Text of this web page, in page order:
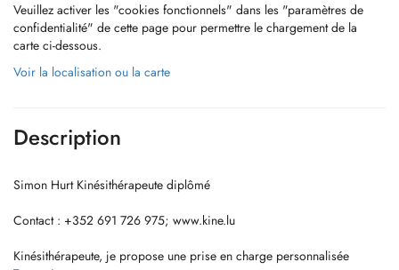
Veuillez activer les "cookies fonctionnels" dans les "paramètres de
confidentialité" de cette page pour permettre le chargement de la
carte ci-dessous.
Voir la localisation ou la carte
Description
Simon Hurt Kinésithérapeute diplômé
Contact : +352 691 726 975; www.kine.lu
Kinésithérapeute, je propose une prise en charge personnalisée